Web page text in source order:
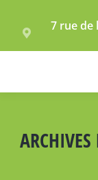
7 rue de